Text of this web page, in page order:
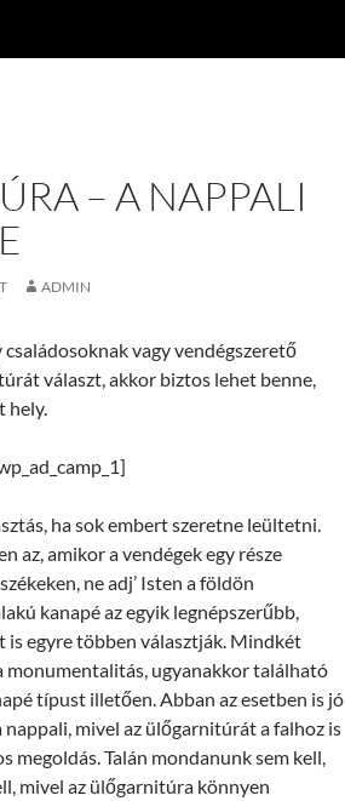
– A NAPPALI
ADMIN
vagy vendégszerető
választ, akkor biztos lehet benne,
hely.
ha sok embert szeretne leültetni.
az, amikor a vendégek egy része
ne adj’ Isten a földön
kanapé az egyik legnépszerűbb,
is egyre többen választják. Mindkét
monumentalitás, ugyanakkor található
típust illetően. Abban az esetben is jó
nappali, mivel az ülőgarnitúrát a falhoz is
megoldás. Talán mondanunk sem kell,
mivel az ülőgarnitúra könnyen